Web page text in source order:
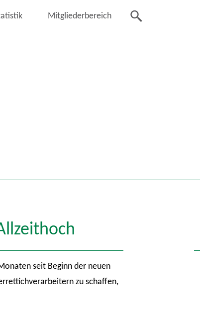
Mitgliederbereich
seit Beginn der neuen
zu schaffen,